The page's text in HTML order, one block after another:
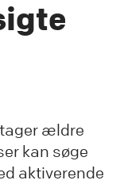
ældre
kan søge
aktiverende